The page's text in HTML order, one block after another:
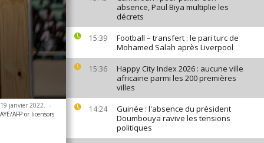
absence, Paul Biya multiplie les
décrets
15:39
Football – transfert : le pari turc de
Mohamed Salah après Liverpool
15:36
Happy City Index 2026 : aucune ville
africaine parmi les 200 premières
villes
14:24
Guinée : l'absence du président
Doumbouya ravive les tensions
politiques
janvier 2022. -
AFP or licensors